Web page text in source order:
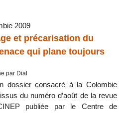
2009
et précarisation du
qui plane toujours
par Dial
dossier consacré à la Colombie
du numéro d’août de la revue
publiée par le Centre de